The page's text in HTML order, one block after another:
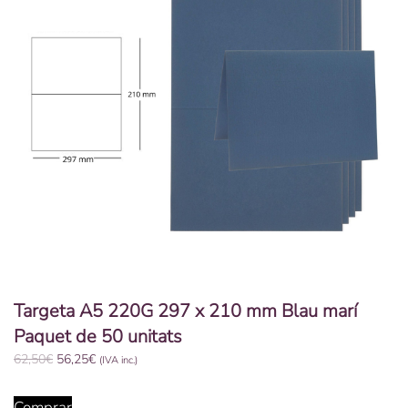
Targeta A5 220G 297 x 210 mm Blau marí
Paquet de 50 unitats
62,50€ El
original
56,25€El(IVA inc.)